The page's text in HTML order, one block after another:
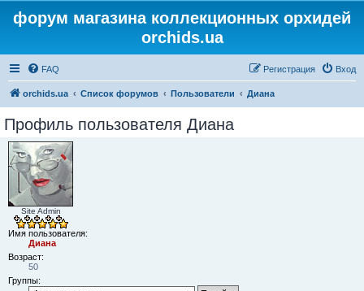
форум магазина коллекционных орхидей
orchids.ua
FAQ Вход
Регистрация
orchids.ua Список форумов Пользователи Диана
Профиль пользователя Диана
Site Admin
Имя пользователя:
Диана
Возраст:
50
Группы: